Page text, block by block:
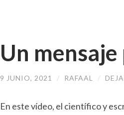
Un
9 JUNIO, 2021 / RAFAAL /
En este vídeo, el científico y